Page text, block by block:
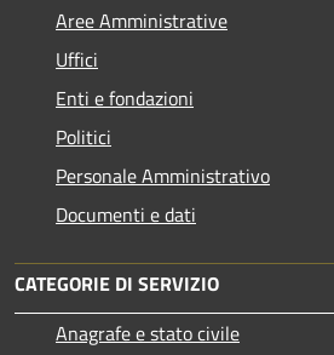
Aree Amministrative
Uffici
Enti e fondazioni
Politici
Personale Amministrativo
Documenti e dati
CATEGORIE DI SERVIZIO
Anagrafe e stato civile